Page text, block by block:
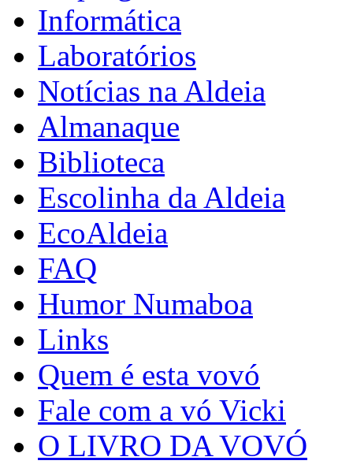
Informática
Laboratórios
Notícias na Aldeia
Almanaque
Biblioteca
Escolinha da Aldeia
EcoAldeia
FAQ
Humor Numaboa
Links
Quem é esta vovó
Fale com a vó Vicki
O LIVRO DA VOVÓ